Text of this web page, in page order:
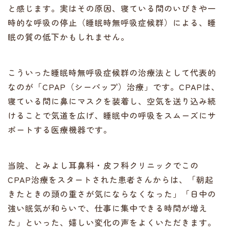
と感じます。実はその原因、寝ている間のいびきや一
時的な呼吸の停止（睡眠時無呼吸症候群）による、睡
眠の質の低下かもしれません。
こういった睡眠時無呼吸症候群の治療法として代表的
なのが「CPAP（シーパップ）治療」です。CPAPは、
寝ている間に鼻にマスクを装着し、空気を送り込み続
けることで気道を広げ、睡眠中の呼吸をスムーズにサ
ポートする医療機器です。
当院、とみよし耳鼻科・皮フ科クリニックでこの
CPAP治療をスタートされた患者さんからは、「朝起
きたときの頭の重さが気にならなくなった」「日中の
強い眠気が和らいで、仕事に集中できる時間が増え
た」といった、嬉しい変化の声をよくいただきます。